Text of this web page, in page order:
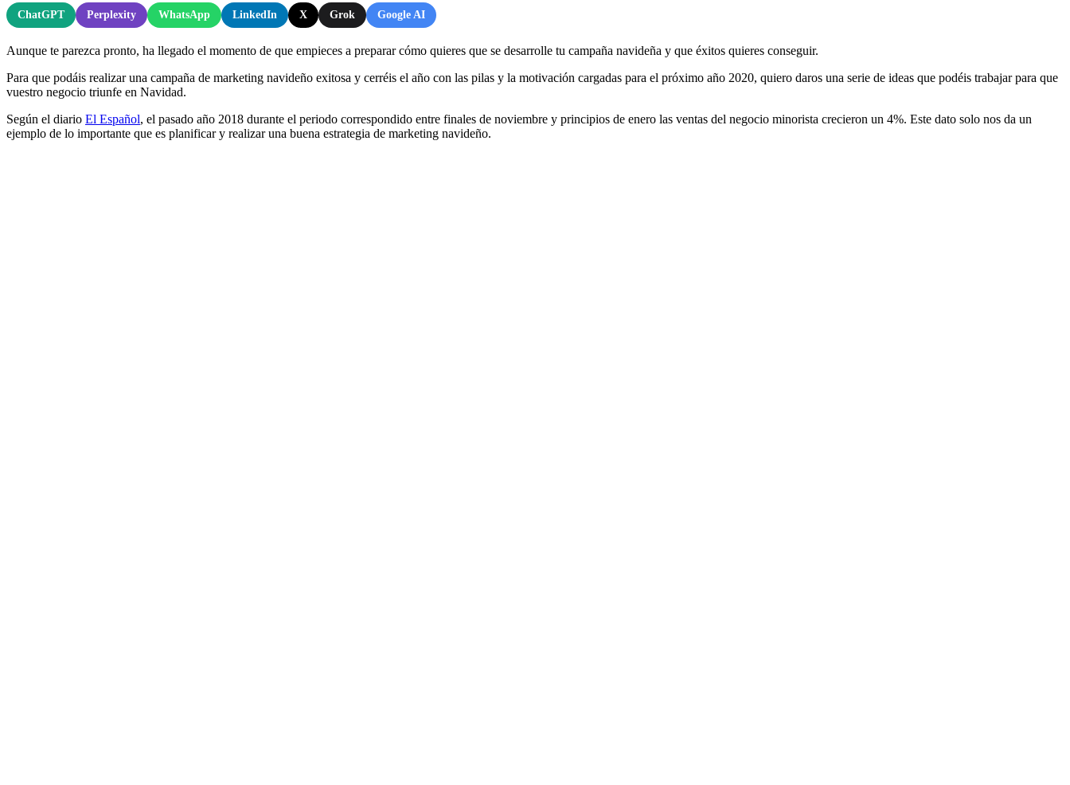
ChatGPT Perplexity WhatsApp LinkedIn X Grok Google AI
Aunque te parezca pronto, ha llegado el momento de que empieces a preparar cómo quieres que se desarrolle tu campaña navideña y que éxitos quieres conseguir.
Para que podáis realizar una campaña de marketing navideño exitosa y cerréis el año con las pilas y la motivación cargadas para el próximo año 2020, quiero daros una serie de ideas que podéis trabajar para que
vuestro negocio triunfe en Navidad.
Según el diario El Español, el pasado año 2018 durante el periodo correspondido entre finales de noviembre y principios de enero las ventas del negocio minorista crecieron un 4%. Este dato solo nos da un
ejemplo de lo importante que es planificar y realizar una buena estrategia de marketing navideño.